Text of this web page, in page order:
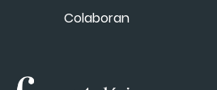
Colaboran